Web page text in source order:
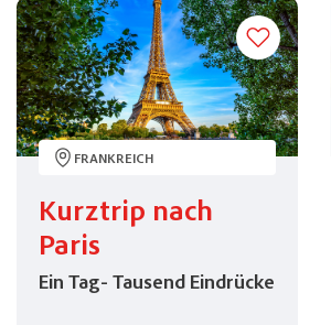
FRANKREICH
Kurztrip nach
Paris
Ein Tag- Tausend Eindrücke